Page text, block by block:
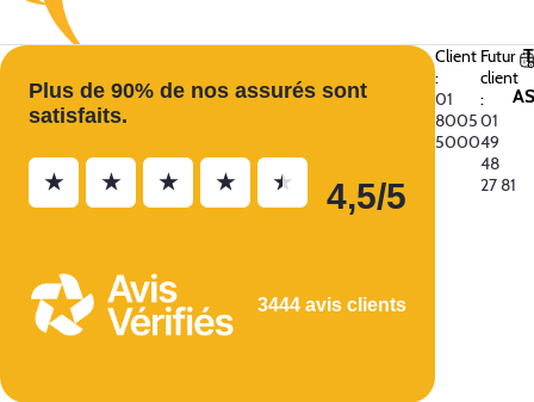
Plus de 90% de nos assurés sont
satisfaits.
★ ★ ★ ★ ★ 4,5/5
3444 avis clients
Client
:
01
8005
5000
Futur
client
:
01
49
48
27 81